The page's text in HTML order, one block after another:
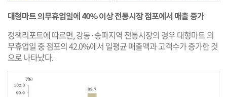
대형마트 의무휴업일에 40% 이상 전통시장 점포에서 매출 증가
정책리포트에 따르면, 강동·송파지역 전통시장의 경우 대형마트 의
무휴업일 중 점포의 42.0%에서 일평균 매출액과 고객수가 증가한 것
으로 나타났다.